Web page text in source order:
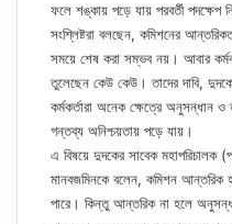
ফলে শঙ্কায় পড়ে যায় পরবর্তী পদক্ষেপ
সংশ্লিষ্টরা বলছেন, কমিশনের
সময়ে শেষ করা সম্ভব নয়। আবার
তুলেছেন কেউ কেউ। তাদের দাবি,
কর্মকর্তারা অনেক ক্ষেত্রে অনুসন্ধান
গন্তব্য অনিশ্চয়তায় পড়ে যায়।
এ বিষয়ে দুদকের সাবেক
মানবজমিনকে বলেন, কমিশন
পারে। কিন্তু আন্তরিক না হলে